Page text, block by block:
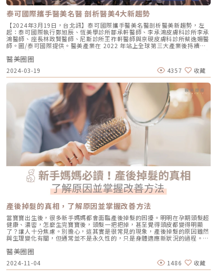
泰可國際攜手醫美名醫 剖析醫美4大新趨勢
【2024年3月19日，台北訊】泰可國際攜手醫美名醫剖析醫美新趨勢，左
起：泰可國際執行鄭旭辰、恆美學診所鄒承軒醫師、李承鴻皮膚科診所李承
鴻醫師、座長林政賢醫師、尼斯診所王祚軒醫師與京硯皮膚科診所蔡逸姍醫
師。圖/泰可國際提供。醫美產業在 2022 年站上全球第三大產業後持續成
長，根據全球市場調查公司 MarketsandMarkets 分析，2023年全球醫美市
場營收約為150億美元，估計在2028年將突破250億美元〔1〕。位於醫美
產業成長最快速的亞太地區，年產值預估超過600億(台幣)的台灣不僅極具
發展量能，更是醫美品牌與供應商的必爭之地。面對富潛力但又高競爭的環
境，如何掌握趨勢契機是突破重圍的關鍵。全球醫美儀器及產品專業代理泰
可國際日前攜手台灣醫美名醫舉辦醫美產品與趨勢研討會，透過實務案例解
析與產品科技對照，帶出最新台灣醫美發展趨勢、科技應用與產業觀察，全
場超過130位醫美診所醫師與代表盛情響應。微整針劑注射熱度不減 名醫王
祚軒分享玻尿酸注射要訣研究顯示全球玻尿酸市場規模預估2030年將達到
168億美元〔2〕，在台灣術式時間短且顯效快的玻尿酸注射成為熱門的微
整針劑類注射選項。尼斯診所執行長王祚軒醫師分享玻尿酸注射的訣竅。王
醫師表示：「玻尿酸注射應掌握內輪廓『充填流失 增加飽滿度』，外輪廓
『拉提輪廓 線條更流暢』兩大原則進行注射施打」。對於玻尿酸療程，王
祚軒醫師說：「玻尿酸有「顆粒型」以及「凝膠型」兩種，顆粒型的玻尿酸
支撐力效果好、硬度高，而凝膠型玻尿酸則是高平滑、組織結合度高、能產
生較自然塑形效果。」王醫師接著說：「玻尿酸療程主要依個人狀況而有不
同，沒有非要哪一種類型，但隨科技進步，近期也推出結合顆粒型及凝膠型
優勢的玻尿酸，像韓國品牌Monalisa玻尿酸即採用獨特的 Hy-BRID 交聯技
術，大幅提高交聯率、降低化學交聯劑量殘留量，改善玻尿酸密度與彈性，
平衡了黏彈性和豐盈持久度，並且透過 GCWs 純化製程去除了殘留的交聯
劑，提高使用的安全性。」MONALISA 愛。玻尿酸圖/泰可國際提供。結合
「微針」與「電波」的新型態微針電波強勢來襲2023年開始，結合「微
針」與「電波」的新型態微針電波成為高詢問度的醫美療程選項，京硯皮膚
科診所蔡逸姍醫師表示：「微針電波是一種能處理多種問題肌的有效且安全
的低侵入式療程，透過極細微針矩陣將「電流」導入淺、中、深層的皮膚進
行加熱，具有刺激膠原蛋白生成、改善膚質環境的作用。」然而伴隨科技的
發展，電波儀器不論是在功能與設計上都更加精準與複合。蔡逸姍醫師表
示：「以今年推出的美國品牌微針電波Matrix翡翠電波為例，其微針電波手
把一次進針即可調整三段深度與能量，讓醫師得以依據患者的狀況作客製化
的參數精細調整；此外搭配超細的針頭與即時電阻回饋與偵測，讓療程過程
更安全且修復期更短；此外平台式機種還可擴充手把，合併安排非侵入式到
微侵入式的療程，一機即可規劃多種療程方案」。MATRIX 翡翠電波圖/泰可
國際提供。醫美新藍海：複合式體雕療程相對大多數對醫美顏面療程的討
醫美圈圈
2024-03-19 4357 收藏
產後掉髮的真相，了解原因並掌握改善方法
當寶寶出生後，很多新手媽媽都會面臨產後掉髮的困擾。明明在孕期頭髮超
健康、濃密，怎麼生完寶寶後，頭髮一把把掉，甚至覺得頭皮都變得明顯
了？讓人十分焦慮。別擔心，這其實是很常見的現象，產後掉髮的原因雖然
與生理變化有關，但通常並不是永久性的，只是身體適應新狀況的過程。今
天就來解開產後掉髮的原因，並教你如何改善產後掉髮，輕鬆對抗這個小困
擾。產後掉髮怎麼辦？深入了解背後的原因很多新手媽媽在生產後會突然發
現頭髮變得稀疏，甚至開始明顯掉落，與懷孕期間的濃密髮量形成強烈對
比。這種產後掉髮其實是由於激素變化引起的自然調整現象，不必過於擔
心，身體正在慢慢回歸平衡。1. 荷爾蒙變化是主因懷孕期間，由於體內雌激
醫美圈圈
2024-11-04 1486 收藏